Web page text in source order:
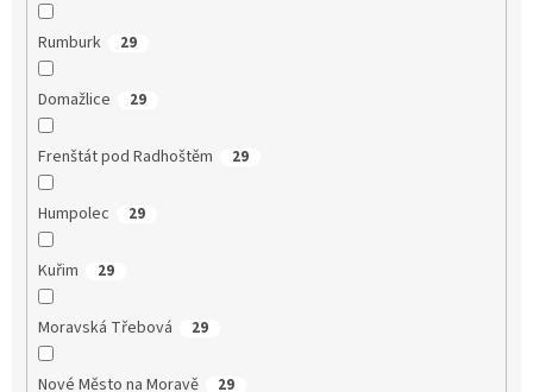
Rumburk 29
Domažlice 29
Frenštát pod Radhoštěm 29
Humpolec 29
Kuřim 29
Moravská Třebová 29
Nové Město na Moravě 29